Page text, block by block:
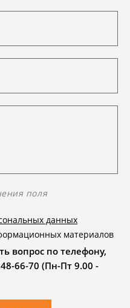
поля
данных
материалов
вопрос по телефону,
66-70 (Пн-Пт 9.00 -